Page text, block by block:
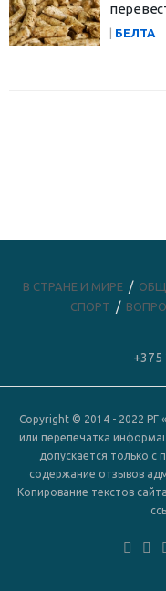
БЕЛТА
В СТРАНЕ И МИРЕ
СПОРТ
+375
Copyright © 2014 - 2022 РГ
или перепечатка
допускается только с
содержание отзывов
Копирование текстов